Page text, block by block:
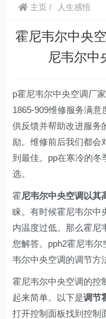
主页 人生感悟
霍尼韦尔中央
尼韦尔中
p霍尼韦尔中央空调厂
1865-909维修服务满
供反馈并帮助改进服务
励。维修前后我们都会
到最佳。pp在寒冷的冬
选。
霍尼韦尔中央空调以其
睐。有时候霍尼韦尔中
内温度过低。那么霍尼
您解答。pph2霍尼韦
韦尔中央空调的调节方
霍尼韦尔中央空调的控
起来简单。以下是调节
打开控制面板找到控制